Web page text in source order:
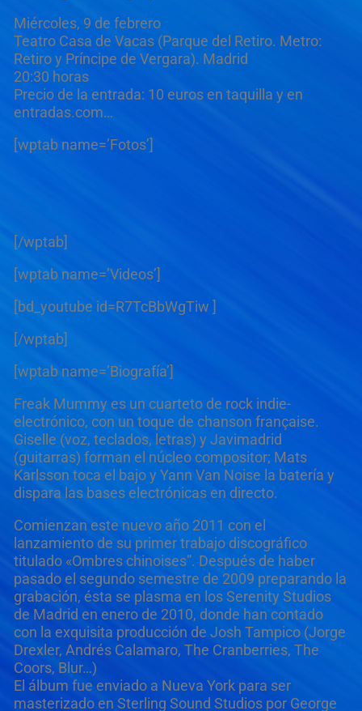
Miércoles, 9 de febrero
Teatro Casa de Vacas (Parque del Retiro. Metro:
Retiro y Príncipe de Vergara). Madrid
20:30 horas
Precio de la entrada: 10 euros en taquilla y en
entradas.com…
[wptab name=’Fotos’]
[/wptab]
[wptab name=’Videos’]
[bd_youtube id=R7TcBbWgTiw ]
[/wptab]
[wptab name=’Biografía’]
Freak Mummy es un cuarteto de rock indie-
electrónico, con un toque de chanson française.
Giselle (voz, teclados, letras) y Javimadrid
(guitarras) forman el núcleo compositor; Mats
Karlsson toca el bajo y Yann Van Noise la batería y
dispara las bases electrónicas en directo.
Comienzan este nuevo año 2011 con el
lanzamiento de su primer trabajo discográfico
titulado «Ombres chinoises”. Después de haber
pasado el segundo semestre de 2009 preparando la
grabación, ésta se plasma en los Serenity Studios
de Madrid en enero de 2010, donde han contado
con la exquisita producción de Josh Tampico (Jorge
Drexler, Andrés Calamaro, The Cranberries, The
Coors, Blur…)
El álbum fue enviado a Nueva York para ser
masterizado en Sterling Sound Studios por George